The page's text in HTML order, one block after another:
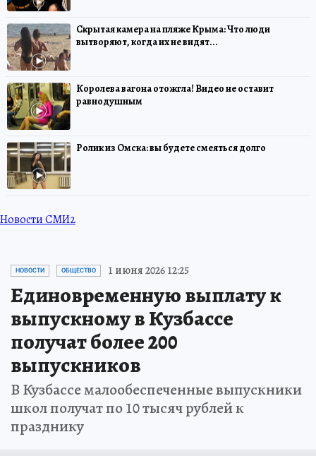
Скрытая камера на пляже Крыма: Что люди
вытворяют, когда их не видят...
Королева вагона отожгла! Видео не оставит
равнодушным
Ролик из Омска: вы будете смеяться долго
Новости СМИ2
НОВОСТИ ОБЩЕСТВО 1 июня 2026 12:25
Единовременную выплату к
выпускному в Кузбассе
получат более 200
выпускников
В Кузбассе малообеспеченные выпускники
школ получат по 10 тысяч рублей к
празднику